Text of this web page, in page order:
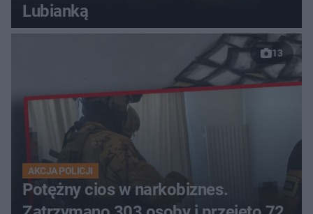
Lubianką
13
AKCJA POLICJI
Potężny cios w narkobiznes.